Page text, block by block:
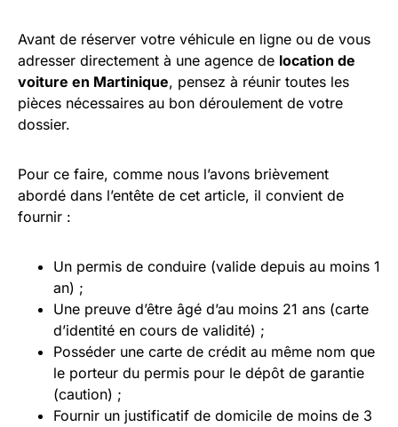
Avant de réserver votre véhicule en ligne ou de vous
adresser directement à une agence de location de
voiture en Martinique, pensez à réunir toutes les
pièces nécessaires au bon déroulement de votre
dossier.
Pour ce faire, comme nous l’avons brièvement
abordé dans l’entête de cet article, il convient de
fournir :
Un permis de conduire (valide depuis au moins 1
an) ;
Une preuve d’être âgé d’au moins 21 ans (carte
d’identité en cours de validité) ;
Posséder une carte de crédit au même nom que
le porteur du permis pour le dépôt de garantie
(caution) ;
Fournir un justificatif de domicile de moins de 3